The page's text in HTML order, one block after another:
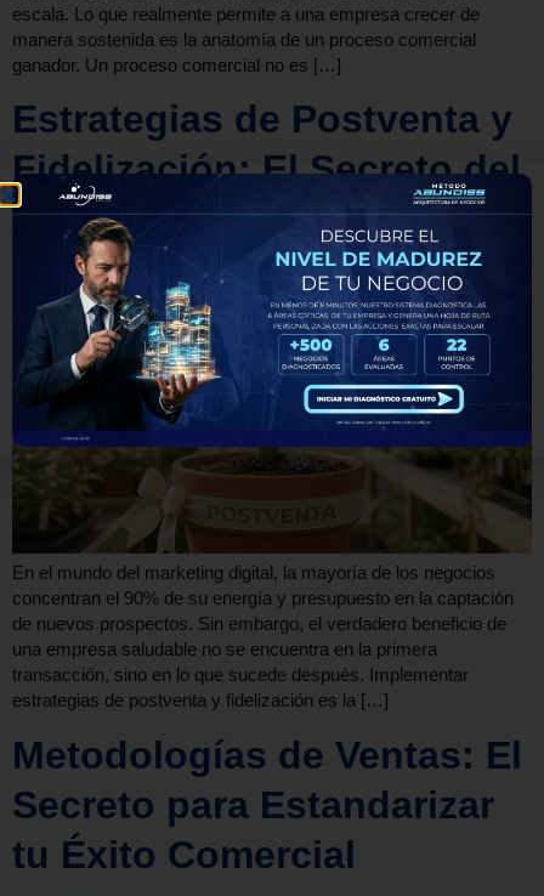
escala. Lo que realmente permite a una empresa crecer de
manera sostenida es la anatomía de un proceso comercial
ganador. Un proceso comercial no es […]
Estrategias de Postventa y
Fidelización: El Secreto del
Crecimiento Infinito
En el mundo del marketing digital, la mayoría de los negocios
concentran el 90% de su energía y presupuesto en la captación
de nuevos prospectos. Sin embargo, el verdadero beneficio de
una empresa saludable no se encuentra en la primera
transacción, sino en lo que sucede después. Implementar
estrategias de postventa y fidelización es la […]
Metodologías de Ventas: El
Secreto para Estandarizar
tu Éxito Comercial